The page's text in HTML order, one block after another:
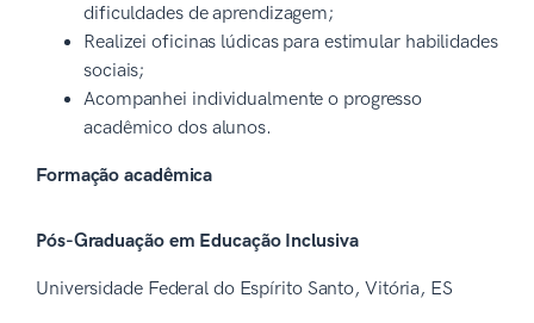
dificuldades de aprendizagem;
Realizei oficinas lúdicas para estimular habilidades
sociais;
Acompanhei individualmente o progresso
acadêmico dos alunos.
Formação acadêmica
Pós-Graduação em Educação Inclusiva
Universidade Federal do Espírito Santo, Vitória, ES